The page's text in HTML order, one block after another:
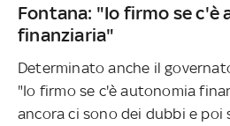
Fontana: "Io firmo se c'è
finanziaria"
Determinato anche il
"Io firmo se c'è autonomia
ancora ci sono dei dubbi e poi